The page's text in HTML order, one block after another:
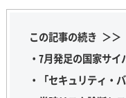
この記事の続き ＞＞
・7月発足の国家サ
・「セキュリティ・